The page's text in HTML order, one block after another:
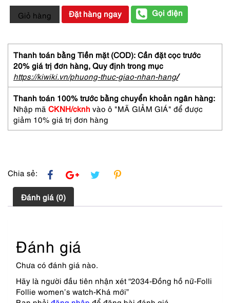
2034-
Đồng
nữ-
Folli
Follie
women's
watch-
Khá
mới
số
lượng
Giỏ hàng Đặt hàng ngay Gọi điện
Thanh toán bằng Tiền mặt (COD): Cần đặt cọc trước
20% giá trị đơn hàng, Quy định trong mục
https://kiwiki.vn/phuong-thuc-giao-nhan-hang/
Thanh toán 100% trước bằng chuyển khoản ngân hàng:
Nhập mã CKNH/cknh vào ô "MÃ GIẢM GIÁ" để được
giảm 10% giá trị đơn hàng
Chia sẻ:
Đánh giá (0)
Đánh giá
Chưa có đánh giá nào.
Hãy là người đầu tiên nhận xét “2034-Đồng hồ nữ-Folli
Follie women’s watch-Khá mới”